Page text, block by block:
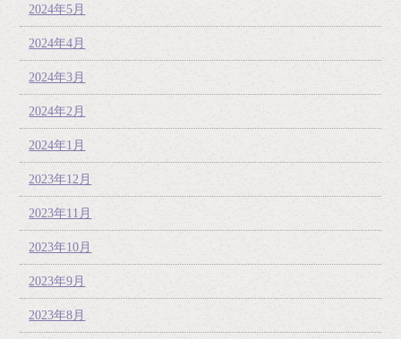
2024年5月
2024年4月
2024年3月
2024年2月
2024年1月
2023年12月
2023年11月
2023年10月
2023年9月
2023年8月